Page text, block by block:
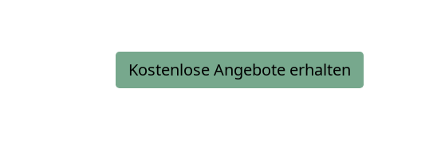
Kostenlose Angebote erhalten